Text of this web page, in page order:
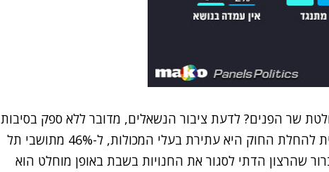
שר הפנים? לדעת ציבור הנשאלים, מדובר ללא ספק בסיבות
דתיות. למרות שהסיבה המקורית להחלת החוק היא עתירת בעלי המכולות, ל-46% מתושבי תל
ברור שהרצון הדתי לסגור את החנויות בשבת באופן מוחלט הוא